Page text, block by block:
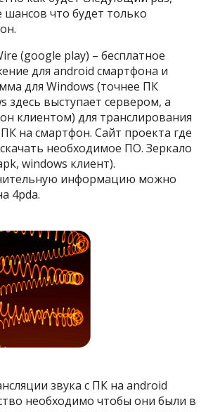
что будет только
(google play) – бесплатное
для android смартфона и
для Windows (точнее ПК
здесь выступает сервером, а
клиентом) для транслирования
ПК на смартфон. Сайт проекта где
необходимое ПО. Зеркало
windows клиент).
информацию можно
4pda.
звука с ПК на android
необходимо чтобы они были в